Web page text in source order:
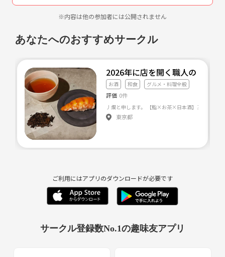
※内容は他の参加者には公開されません
あなたへのおすすめサークル
2026年に店を開く職人の【鮨
お酒 和食 グルメ・料理全般
評価 0件
丿燗と申します。 【鮨×お茶×日本酒】三位一体を
東京都
ご利用にはアプリのダウンロードが必要です
サークル登録数No.1の趣味友アプリ